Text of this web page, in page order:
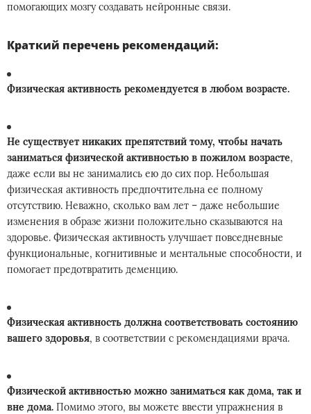
помогающих мозгу создавать нейронные связи.
Краткий перечень рекомендаций:
Физическая активность рекомендуется в любом возрасте.
Не существует никаких препятствий тому, чтобы начать
заниматься физической активностью в пожилом возрасте,
даже если вы не занимались ею до сих пор. Небольшая
физическая активность предпочтительна ее полному
отсутствию. Неважно, сколько вам лет – даже небольшие
изменения в образе жизни положительно сказываются на
здоровье. Физическая активность улучшает повседневные
функциональные, когнитивные и ментальные способности, и
помогает предотвратить деменцию.
Физическая активность должна соответствовать состоянию
вашего здоровья, в соответствии с рекомендациями врача.
Физической активностью можно заниматься как дома, так и
вне дома. Помимо этого, вы можете ввести упражнения в